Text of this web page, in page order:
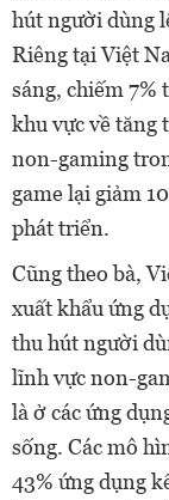
hút người dùng
Riêng tại Việt
sáng, chiếm 7%
khu vực về tăng
non-gaming
game lại giảm
phát triển.
Cũng theo bà,
xuất khẩu ứng
thu hút người
lĩnh vực non-
là ở các ứng
sống. Các mô
43% ứng dụng